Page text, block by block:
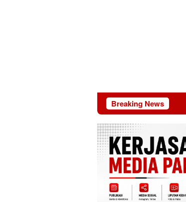
Breaking NewsRiau 69